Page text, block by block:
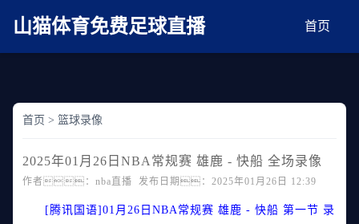
AV在线无码麻豆
山猫体育免费足球直播 首页
首页 > 篮球录像
2025年01月26日NBA常规赛 雄鹿 - 快船 全场录像
作者：nba直播 发布日期：2025年01月26日 12:39
[腾讯国语]01月26日NBA常规赛 雄鹿 - 快船 第一节 录